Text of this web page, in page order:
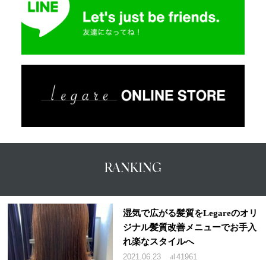
RANKING
湿気で広がる髪質をLegareのオリ
ジナル髪質改善メニューでお手入
れ楽なスタイルへ
2021.06.23 41961